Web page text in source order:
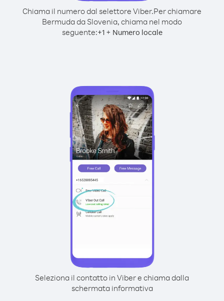
Chiama il numero dal selettore Viber.Per chiamare
Bermuda da Slovenia, chiama nel modo
seguente:+1+ Numero locale
Seleziona il contatto in Viber e chiama dalla
schermata informativa